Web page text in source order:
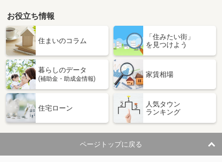
お役立ち情報
住まいのコラム
「住みたい街」
を見つけよう
暮らしのデータ
(補助金・助成金情報)
家賃相場
住宅ローン
人気タウン
ランキング
ページトップに戻る